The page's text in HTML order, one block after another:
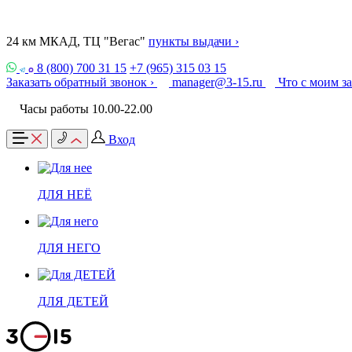
24 км МКАД, ТЦ "Вегас" пункты выдачи ›
8 (800) 700 31 15 +7 (965) 315 03 15
Заказать обратный звонок ›
manager@3-15.ru
Что с моим
Часы работы 10.00-22.00
Вход
ДЛЯ НЕЁ
ДЛЯ НЕГО
ДЛЯ ДЕТЕЙ